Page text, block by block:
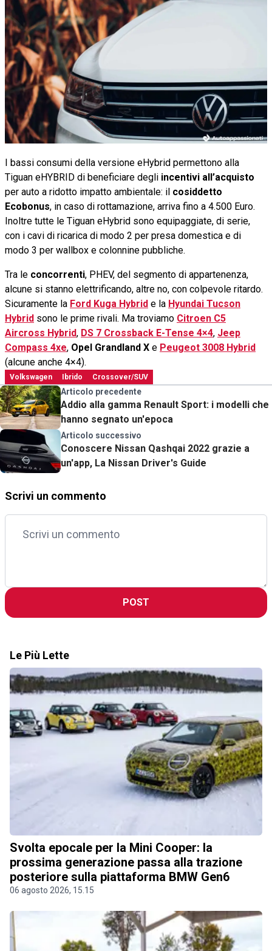
I bassi consumi della versione eHybrid permettono alla
Tiguan eHYBRID di beneficiare degli incentivi all’acquisto
per auto a ridotto impatto ambientale: il cosiddetto
Ecobonus, in caso di rottamazione, arriva fino a 4.500 Euro.
Inoltre tutte le Tiguan eHybrid sono equipaggiate, di serie,
con i cavi di ricarica di modo 2 per presa domestica e di
modo 3 per wallbox e colonnine pubbliche.
Tra le concorrenti, PHEV, del segmento di appartenenza,
alcune si stanno elettrificando, altre no, con colpevole ritardo.
Sicuramente la Ford Kuga Hybrid e la Hyundai Tucson
Hybrid sono le prime rivali. Ma troviamo Citroen C5
Aircross Hybrid, DS 7 Crossback E-Tense 4×4, Jeep
Compass 4xe, Opel Grandland X e Peugeot 3008 Hybrid
(alcune anche 4×4).
Volkswagen Ibrido Crossover/SUV
Articolo precedente
Addio alla gamma Renault Sport: i modelli che
hanno segnato un'epoca
Articolo successivo
Conoscere Nissan Qashqai 2022 grazie a
un'app, La Nissan Driver's Guide
Scrivi un commento
POST
Le Più Lette
Svolta epocale per la Mini Cooper: la
prossima generazione passa alla trazione
posteriore sulla piattaforma BMW Gen6
06 agosto 2026, 15.15